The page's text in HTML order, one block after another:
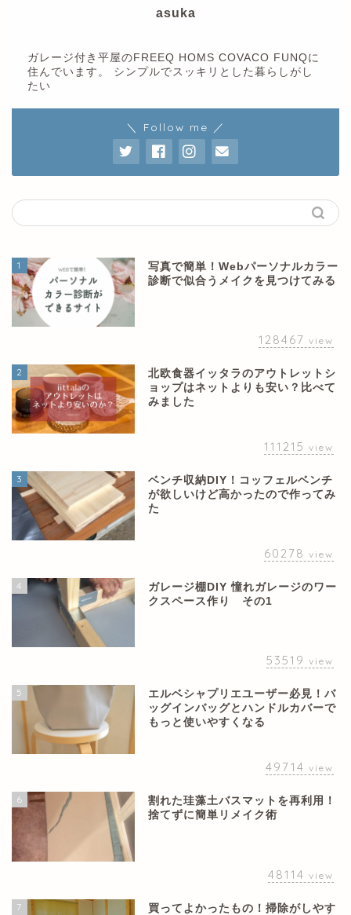
asuka
ガレージ付き平屋のFREEQ HOMS COVACO FUNQに
住んでいます。 シンプルでスッキリとした暮らしがし
たい
＼ Follow me ／
1
写真で簡単！Webパーソナルカラー
診断で似合うメイクを見つけてみる
128467 view
2
北欧食器イッタラのアウトレットシ
ョップはネットよりも安い？比べて
みました
111215 view
3
ベンチ収納DIY！コッフェルベンチ
が欲しいけど高かったので作ってみ
た
60278 view
4
ガレージ棚DIY 憧れガレージのワー
クスペース作り その1
53519 view
5
エルベシャプリエユーザー必見！バ
ッグインバッグとハンドルカバーで
もっと使いやすくなる
49714 view
6
割れた珪藻土バスマットを再利用！
捨てずに簡単リメイク術
48114 view
7
買ってよかったもの！掃除がしやす